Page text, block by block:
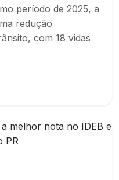
período de 2025, a
redução
com 18 vidas